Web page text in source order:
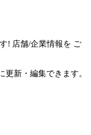
! 店舗/企業情報を ご
新・編集できます。